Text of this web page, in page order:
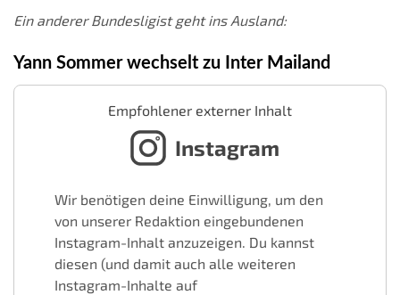
Ein anderer Bundesligist geht ins Ausland:
Yann Sommer wechselt zu Inter Mailand
Empfohlener externer Inhalt
Instagram
Wir benötigen deine Einwilligung, um den
von unserer Redaktion eingebundenen
Instagram-Inhalt anzuzeigen. Du kannst
diesen (und damit auch alle weiteren
Instagram-Inhalte auf